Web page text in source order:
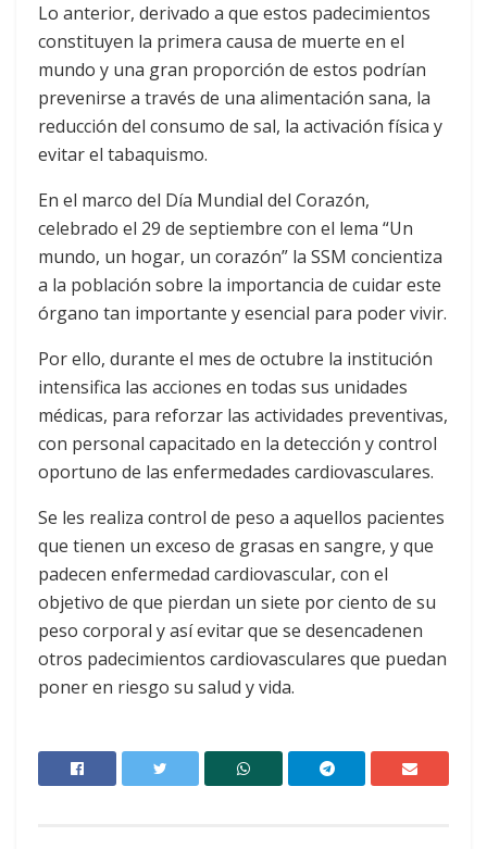
Lo anterior, derivado a que estos padecimientos
constituyen la primera causa de muerte en el
mundo y una gran proporción de estos podrían
prevenirse a través de una alimentación sana, la
reducción del consumo de sal, la activación física y
evitar el tabaquismo.
En el marco del Día Mundial del Corazón,
celebrado el 29 de septiembre con el lema “Un
mundo, un hogar, un corazón” la SSM concientiza
a la población sobre la importancia de cuidar este
órgano tan importante y esencial para poder vivir.
Por ello, durante el mes de octubre la institución
intensifica las acciones en todas sus unidades
médicas, para reforzar las actividades preventivas,
con personal capacitado en la detección y control
oportuno de las enfermedades cardiovasculares.
Se les realiza control de peso a aquellos pacientes
que tienen un exceso de grasas en sangre, y que
padecen enfermedad cardiovascular, con el
objetivo de que pierdan un siete por ciento de su
peso corporal y así evitar que se desencadenen
otros padecimientos cardiovasculares que puedan
poner en riesgo su salud y vida.